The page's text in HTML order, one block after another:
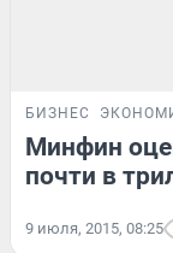
БИЗНЕС
Минфин
почти в
9 июля, 2015, 08:25